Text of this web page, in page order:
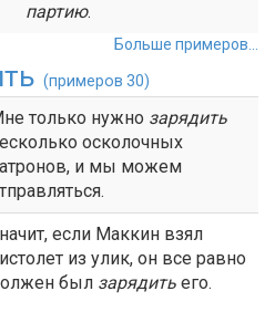
партию.
Больше примеров...
(примеров 30)
только нужно зарядить
осколочных
и мы можем
если Маккин взял
из улик, он все равно
был зарядить его.